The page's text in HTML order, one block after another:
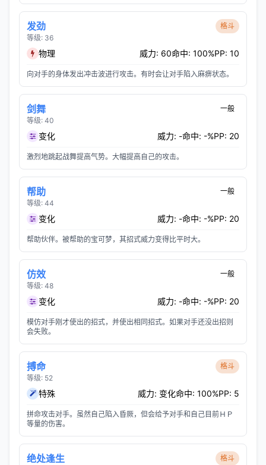
发劲
等级: 36
格斗
物理 威力: 60命中: 100%PP: 10
向对手的身体发出冲击波进行攻击。有时会让对手陷入麻痹状态。
剑舞
等级: 40
一般
变化 威力: -命中: -%PP: 20
激烈地跳起战舞提高气势。大幅提高自己的攻击。
帮助
等级: 44
一般
变化 威力: -命中: -%PP: 20
帮助伙伴。被帮助的宝可梦，其招式威力变得比平时大。
仿效
等级: 48
一般
变化 威力: -命中: -%PP: 20
模仿对手刚才使出的招式，并使出相同招式。如果对手还没出招则
会失败。
搏命
等级: 52
格斗
特殊 威力: 变化命中: 100%PP: 5
拼命攻击对手。虽然自己陷入昏厥，但会给予对手和自己目前ＨＰ
等量的伤害。
绝处逢生 格斗